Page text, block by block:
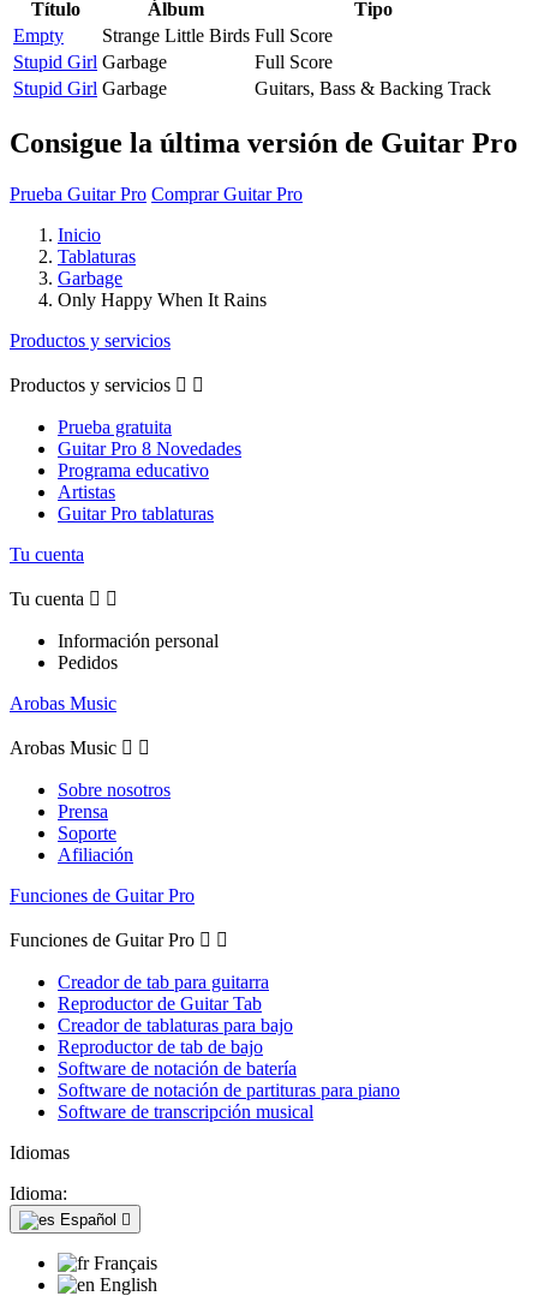
Título Álbum
Tipo
Empty
Strange Little Birds Full Score
Stupid Girl Garbage
Full Score
Stupid Girl Garbage Guitars, Bass & Backing Track
Consigue la última versión de Guitar Pro
Prueba Guitar Pro Comprar Guitar Pro
Inicio
Tablaturas
Garbage
Only Happy When It Rains
Productos y servicios
Productos y servicios  
Prueba gratuita
Guitar Pro 8 Novedades
Programa educativo
Artistas
Guitar Pro tablaturas
Tu cuenta
Tu cuenta  
Información personal
Pedidos
Arobas Music
Arobas Music  
Sobre nosotros
Prensa
Soporte
Afiliación
Funciones de Guitar Pro
Funciones de Guitar Pro  
Creador de tab para guitarra
Reproductor de Guitar Tab
Creador de tablaturas para bajo
Reproductor de tab de bajo
Software de notación de batería
Software de notación de partituras para piano
Software de transcripción musical
Idiomas
Idioma:
Español 
Français
English